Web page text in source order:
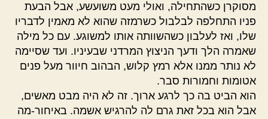
מסוקרן כשהתחילה, ואולי מעט משועשע, אבל הבעת
פניו התחלפה לבלבול כשרמזה שהוא לא מאמין לדבריו
שלו, ואז לעלבון כשהשוותה אותו למשוגע. עם כל מילה
שאמרה הלך ודעך הניצוץ המרדני שבעיניו. ועד שסיימה
לא נותר ממנו אלא רמץ קלוש, הבהוב חיוור מעל פנים
אטומות וחמורות סבר.
הוא הביט בה כך לרגע ארוך. זה לא היה מבט מאשים,
אבל הוא בכל זאת גרם לה להרגיש אשמה. באיחור-מה